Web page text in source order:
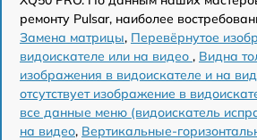
ремонту Pulsar, наиболее
Замена матрицы, Перевёрнутое
видоискателе или на видео , Видна
изображения в видоискателе и на
отсутствует изображение в
все данные меню (видоискатель
на видео, Вертикальные-